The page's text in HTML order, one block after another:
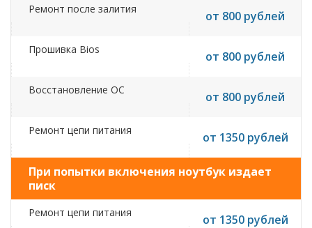
Ремонт после залития от 800 рублей
Прошивка Bios от 800 рублей
Восстановление ОС от 800 рублей
Ремонт цепи питания от 1350 рублей
При попытки включения ноутбук издает
писк
Ремонт цепи питания от 1350 рублей